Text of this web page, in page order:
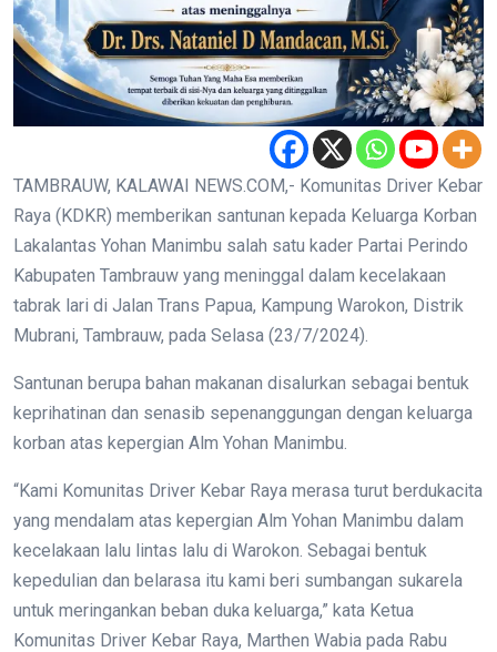
TAMBRAUW, KALAWAI NEWS.COM,- Komunitas Driver Kebar
Raya (KDKR) memberikan santunan kepada Keluarga Korban
Lakalantas Yohan Manimbu salah satu kader Partai Perindo
Kabupaten Tambrauw yang meninggal dalam kecelakaan
tabrak lari di Jalan Trans Papua, Kampung Warokon, Distrik
Mubrani, Tambrauw, pada Selasa (23/7/2024).
Santunan berupa bahan makanan disalurkan sebagai bentuk
keprihatinan dan senasib sepenanggungan dengan keluarga
korban atas kepergian Alm Yohan Manimbu.
“Kami Komunitas Driver Kebar Raya merasa turut berdukacita
yang mendalam atas kepergian Alm Yohan Manimbu dalam
kecelakaan lalu lintas lalu di Warokon. Sebagai bentuk
kepedulian dan belarasa itu kami beri sumbangan sukarela
untuk meringankan beban duka keluarga,” kata Ketua
Komunitas Driver Kebar Raya, Marthen Wabia pada Rabu